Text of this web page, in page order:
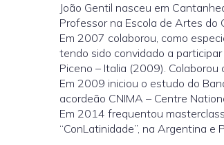
João Gentil nasceu em
Professor na Escola de Artes do
Em 2007 colaborou, como
tendo sido convidado a
Piceno – Italia (2009).
Em 2009 iniciou o estudo do
acordeão CNIMA – Centre
Em 2014 frequentou
“ConLatinidade”, na Argentina